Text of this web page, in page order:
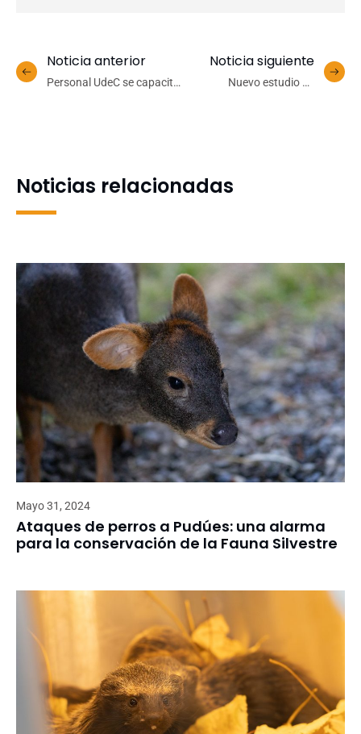
Noticia anterior
Personal UdeC se capacita
Noticia siguiente
Nuevo estudio de
Noticias relacionadas
Mayo 31, 2024
Ataques de perros a Pudúes: una alarma
para la conservación de la Fauna Silvestre